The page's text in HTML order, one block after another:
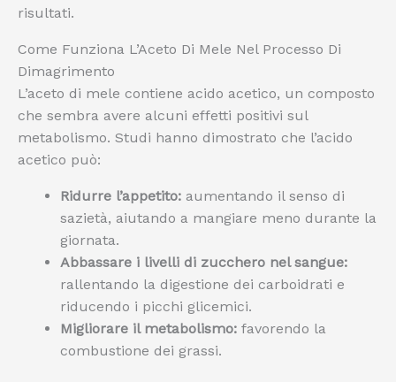
risultati.
Come Funziona L’Aceto Di Mele Nel Processo Di
Dimagrimento
L’aceto di mele contiene acido acetico, un composto
che sembra avere alcuni effetti positivi sul
metabolismo. Studi hanno dimostrato che l’acido
acetico può:
Ridurre l’appetito: aumentando il senso di
sazietà, aiutando a mangiare meno durante la
giornata.
Abbassare i livelli di zucchero nel sangue:
rallentando la digestione dei carboidrati e
riducendo i picchi glicemici.
Migliorare il metabolismo: favorendo la
combustione dei grassi.